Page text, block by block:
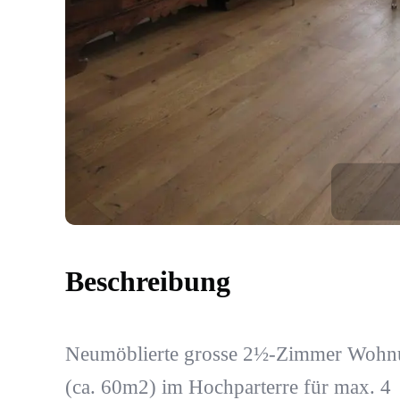
Beschreibung
Neumöblierte grosse 2½-Zimmer
(ca. 60m2) im Hochparterre für max. 4